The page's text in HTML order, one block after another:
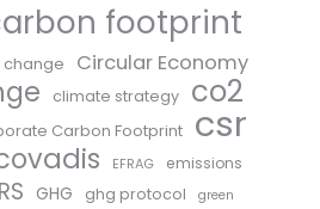
footprint
Circular Economy
climate strategy co2
Carbon Footprint csr
EFRAG emissions
GHG ghg protocol green